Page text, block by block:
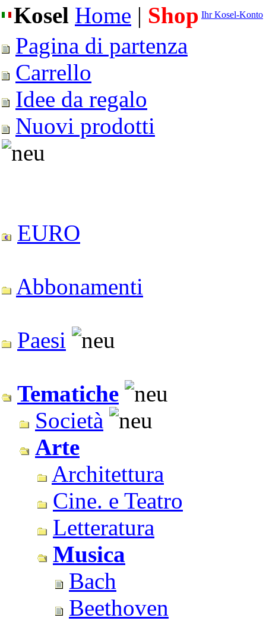
Kosel Home | Shop Ihr Kosel-Konto
Pagina di partenza
Carrello
Idee da regalo
Nuovi prodotti
EURO
Abbonamenti
Paesi
Tematiche
Società
Arte
Architettura
Cine. e Teatro
Letteratura
Musica
Bach
Beethoven